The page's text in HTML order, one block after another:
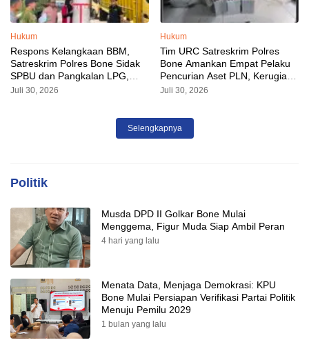
Hukum
Respons Kelangkaan BBM,
Satreskrim Polres Bone Sidak
SPBU dan Pangkalan LPG,
AKP Alvin Aji Imbau Pengelola
Juli 30, 2026
Hukum
Tim URC Satreskrim Polres
Bone Amankan Empat Pelaku
Pencurian Aset PLN, Kerugian
Ditaksir Capai Rp 3 Milyar
Juli 30, 2026
Selengkapnya
Politik
Musda DPD II Golkar Bone Mulai
Menggema, Figur Muda Siap Ambil Peran
4 hari yang lalu
Menata Data, Menjaga Demokrasi: KPU
Bone Mulai Persiapan Verifikasi Partai Politik
Menuju Pemilu 2029
1 bulan yang lalu